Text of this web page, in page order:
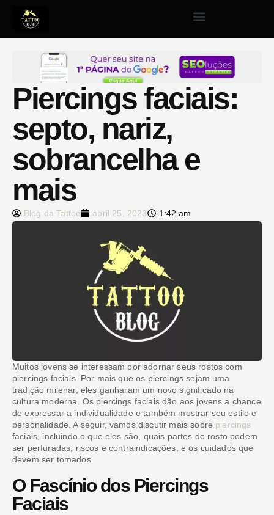
Piercings faciais:
septo, nariz,
sobrancelha e
mais
Blog da Tattoo abril 25, 2023 1:42 am
Muitos jovens se interessam por adornar seus rostos com
piercings faciais. Por mais que os piercings sejam uma
tradição milenar, eles ganharam um novo significado na
cultura moderna. Os piercings faciais dão aos jovens a chance
de expressar a individualidade e também mostrar seu estilo e
personalidade. A seguir, vamos discutir mais sobre piercings
faciais, incluindo o que eles são, quais partes do rosto podem
ser perfuradas, riscos e contraindicações, e os cuidados que
devem ser tomados.
O Fascínio dos Piercings
Faciais